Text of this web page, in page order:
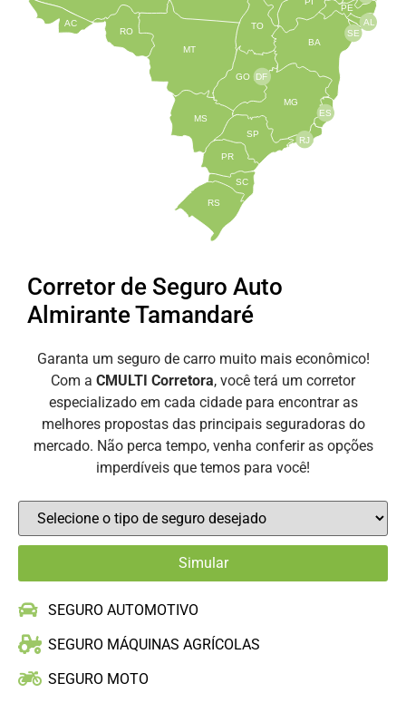
TO
BA
SE
PE
AL
AC
RO
MT
MS
GO
PR
SC
RS
SP
MG
RJ
ES
DF
Corretor de Seguro Auto
Almirante Tamandaré
Garanta um seguro de carro muito mais econômico!
Com a CMULTI Corretora, você terá um corretor
especializado em cada cidade para encontrar as
melhores propostas das principais seguradoras do
mercado. Não perca tempo, venha conferir as opções
imperdíveis que temos para você!
SEGURO AUTOMOTIVO
SEGURO MÁQUINAS AGRÍCOLAS
SEGURO MOTO